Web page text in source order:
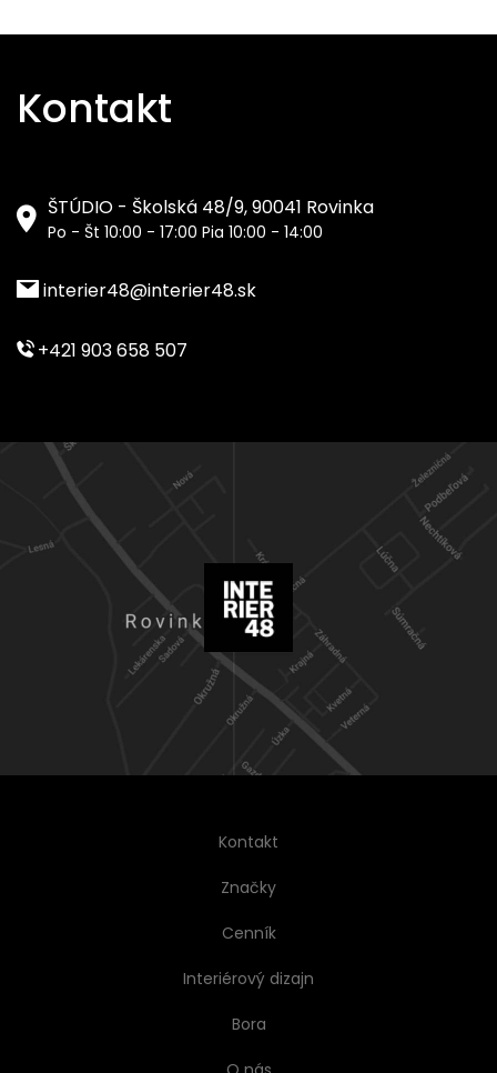
Kontakt
ŠTÚDIO - Školská 48/9, 90041 Rovinka
Po - Št 10:00 - 17:00 Pia 10:00 - 14:00
interier48@interier48.sk
+421 903 658 507
Kontakt
Značky
Cenník
Interiérový dizajn
Bora